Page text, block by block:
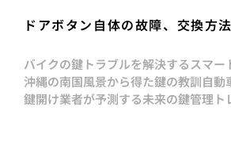
ドアボタン自体の故障、交換方
バイクの鍵トラブルを解決するスマー
沖縄の南国風景から得た鍵の教訓自動
鍵開け業者が予測する未来の鍵管理ト